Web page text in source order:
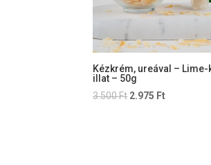
Kézkrém, ureával –
illat – 50g
3.500Ft Original
2.975 FtCurrent